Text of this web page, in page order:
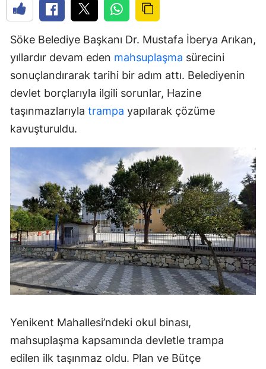
Söke Belediye Başkanı Dr. Mustafa İberya Arıkan,
yıllardır devam eden mahsuplaşma sürecini
sonuçlandırarak tarihi bir adım attı. Belediyenin
devlet borçlarıyla ilgili sorunlar, Hazine
taşınmazlarıyla trampa yapılarak çözüme
kavuşturuldu.
Yenikent Mahallesi’ndeki okul binası,
mahsuplaşma kapsamında devletle trampa
edilen ilk taşınmaz oldu. Plan ve Bütçe